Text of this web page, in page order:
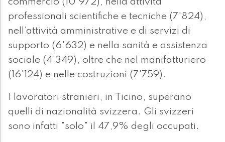
commercio (10'972), nella attività
professionali scientifiche e tecniche (7'824),
nell’attività amministrative e di servizi di
supporto (6'632) e nella sanità e assistenza
sociale (4'349), oltre che nel manifatturiero
(16'124) e nelle costruzioni (7'759).
I lavoratori stranieri, in Ticino, superano
quelli di nazionalità svizzera. Gli svizzeri
sono infatti "solo" il 47,9% degli occupati.